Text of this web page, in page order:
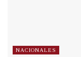
NACIONALES